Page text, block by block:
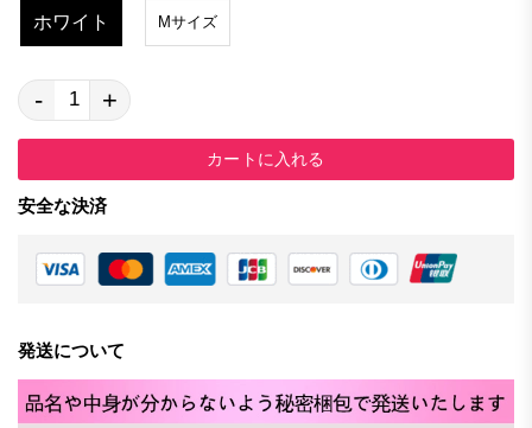
ホワイト Mサイズ
- +
カートに入れる
安全な決済
発送について